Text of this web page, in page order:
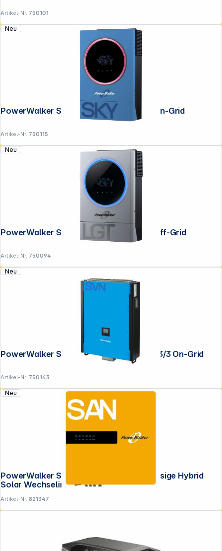
Artikel-Nr.:750101
Neu
PowerWalker Solar Inverter 3600 SKY On-Grid
Artikel-Nr.:750115
Neu
PowerWalker Solar Inverter 3600 LGT Off-Grid
Artikel-Nr.:750094
Neu
PowerWalker Solar Inverter 15000 SVN 3/3 On-Grid
Artikel-Nr.:750143
Neu
PowerWalker Solar Inverter 6k SA 3-phasige Hybrid
Solar Wechselir
Artikel-Nr.:821347